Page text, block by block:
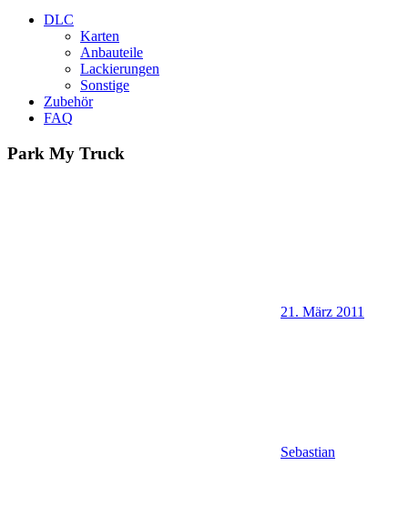
DLC
Karten
Anbauteile
Lackierungen
Sonstige
Zubehör
FAQ
Park My Truck
21. März 2011
Sebastian